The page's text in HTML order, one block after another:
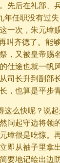
先后在礼部、
年任职没有过
一次，朱元璋
叫齐德了。能
，又被皇帝赐
仕途也就一帆
司长升到副部
，也算是平步
么快呢？说起
问起守边将领
璋很是吃惊。
即从袖子里拿
要地记绘出边